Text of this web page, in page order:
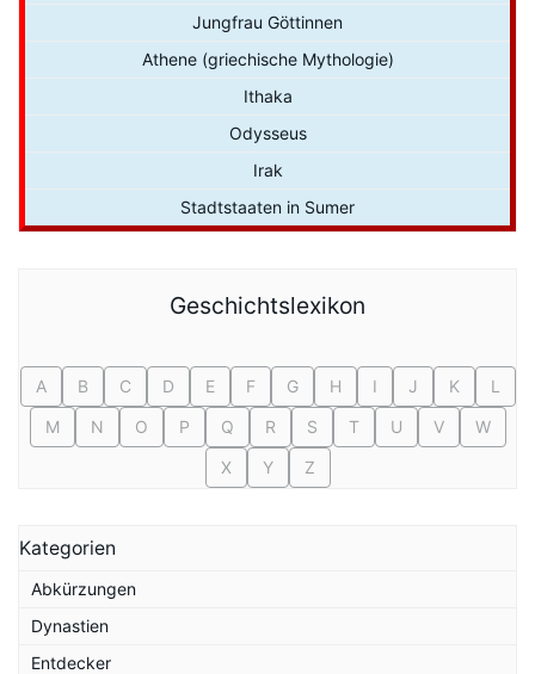
Jungfrau Göttinnen
Athene (griechische Mythologie)
Ithaka
Odysseus
Irak
Stadtstaaten in Sumer
Geschichtslexikon
A B C D E F G H I J K
L
M
N O P Q R S T U V
W
X
Y Z
Kategorien
Abkürzungen
Dynastien
Entdecker